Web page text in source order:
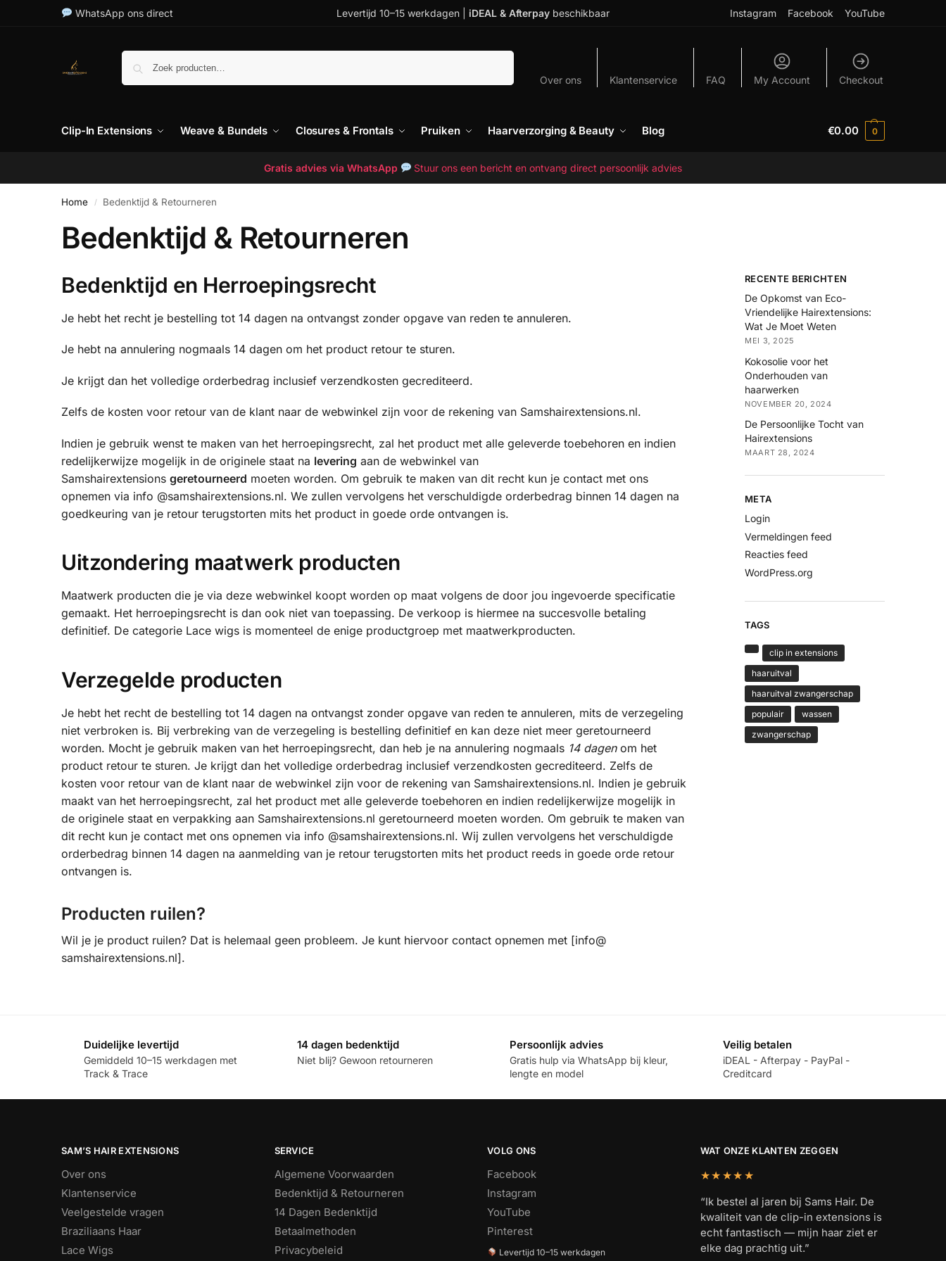
WhatsApp ons direct Levertijd 10–15 werkdagen | iDEAL & Afterpay beschikbaar Instagram Facebook YouTube
Over ons Klantenservice FAQ My Account Checkout
Clip-In Extensions Weave & Bundels Closures & Frontals Pruiken Haarverzorging & Beauty Blog €0.00 0
Gratis advies via WhatsApp Stuur ons een bericht en ontvang direct persoonlijk advies
Home / Bedenktijd & Retourneren
Bedenktijd & Retourneren
Bedenktijd en Herroepingsrecht
Je hebt het recht je bestelling tot 14 dagen na ontvangst zonder opgave van reden te annuleren.
Je hebt na annulering nogmaals 14 dagen om het product retour te sturen.
Je krijgt dan het volledige orderbedrag inclusief verzendkosten gecrediteerd.
Zelfs de kosten voor retour van de klant naar de webwinkel zijn voor de rekening van Samshairextensions.nl.
Indien je gebruik wenst te maken van het herroepingsrecht, zal het product met alle geleverde toebehoren en indien
redelijkerwijze mogelijk in de originele staat na levering aan de webwinkel van
Samshairextensions geretourneerd moeten worden. Om gebruik te maken van dit recht kun je contact met ons
opnemen via info @samshairextensions.nl. We zullen vervolgens het verschuldigde orderbedrag binnen 14 dagen na
goedkeuring van je retour terugstorten mits het product in goede orde ontvangen is.
Uitzondering maatwerk producten
Maatwerk producten die je via deze webwinkel koopt worden op maat volgens de door jou ingevoerde specificatie
gemaakt. Het herroepingsrecht is dan ook niet van toepassing. De verkoop is hiermee na succesvolle betaling
definitief. De categorie Lace wigs is momenteel de enige productgroep met maatwerkproducten.
Verzegelde producten
Je hebt het recht de bestelling tot 14 dagen na ontvangst zonder opgave van reden te annuleren, mits de verzegeling
niet verbroken is. Bij verbreking van de verzegeling is bestelling definitief en kan deze niet meer geretourneerd
worden. Mocht je gebruik maken van het herroepingsrecht, dan heb je na annulering nogmaals 14 dagenom het
product retour te sturen. Je krijgt dan het volledige orderbedrag inclusief verzendkosten gecrediteerd. Zelfs de
kosten voor retour van de klant naar de webwinkel zijn voor de rekening van Samshairextensions.nl. Indien je gebruik
maakt van het herroepingsrecht, zal het product met alle geleverde toebehoren en indien redelijkerwijze mogelijk in
de originele staat en verpakking aan Samshairextensions.nl geretourneerd moeten worden. Om gebruik te maken van
dit recht kun je contact met ons opnemen via info @samshairextensions.nl. Wij zullen vervolgens het verschuldigde
orderbedrag binnen 14 dagen na aanmelding van je retour terugstorten mits het product reeds in goede orde retour
ontvangen is.
Producten ruilen?
Wil je je product ruilen? Dat is helemaal geen probleem. Je kunt hiervoor contact opnemen met [info@
samshairextensions.nl].
RECENTE BERICHTEN
De Opkomst van Eco-
Vriendelijke Hairextensions:
Wat Je Moet Weten
MEI 3, 2025
Kokosolie voor het
Onderhouden van
haarwerken
NOVEMBER 20, 2024
De Persoonlijke Tocht van
Hairextensions
MAART 28, 2024
META
Login
Vermeldingen feed
Reacties feed
WordPress.org
TAGS
clip in extensions
haaruitval
haaruitval zwangerschap
populair
wassen
zwangerschap
Duidelijke levertijd
Gemiddeld 10–15 werkdagen met
Track & Trace
14 dagen bedenktijd
Niet blij? Gewoon retourneren
Persoonlijk advies
Gratis hulp via WhatsApp bij kleur,
lengte en model
Veilig betalen
iDEAL - Afterpay - PayPal -
Creditcard
SAM’S HAIR EXTENSIONS
Over ons
Klantenservice
Veelgestelde vragen
Braziliaans Haar
Lace Wigs
SERVICE
Algemene Voorwaarden
Bedenktijd & Retourneren
14 Dagen Bedenktijd
Betaalmethoden
Privacybeleid
VOLG ONS
Facebook
Instagram
YouTube
Pinterest
Levertijd 10–15 werkdagen
WAT ONZE KLANTEN ZEGGEN
★★★★★
“Ik bestel al jaren bij Sams Hair. De
kwaliteit van de clip-in extensions is
echt fantastisch — mijn haar ziet er
elke dag prachtig uit.”